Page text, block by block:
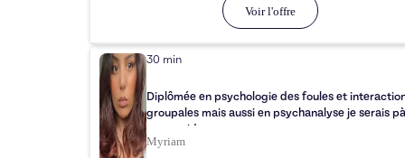
Voir l'offre
30 min
Diplômée en psychologie des foules et
groupales mais aussi en psychanalyse je serais
vous guider
Myriam